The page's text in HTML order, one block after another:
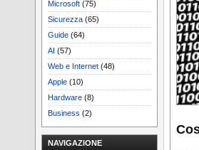
Microsoft (75)
Sicurezza (65)
Guide (64)
AI (57)
Web e Internet (48)
Apple (10)
Hardware (8)
Business (2)
NAVIGAZIONE